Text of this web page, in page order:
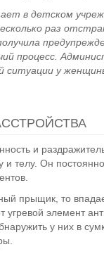
в детском
раз
процесс.
ситуации у
и
и телу. Он
прыщик, то
угревой элемент
у них в